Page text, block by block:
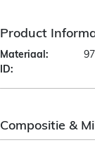
Product
Materiaal:
ID:
Compositie &